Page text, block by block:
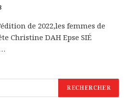
de 2022,les femmes de
Christine DAH Epse SIÉ